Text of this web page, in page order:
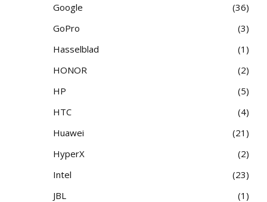
Google
36
GoPro
3
Hasselblad
1
HONOR
2
HP
5
HTC
4
Huawei
21
HyperX
2
Intel
23
JBL
1